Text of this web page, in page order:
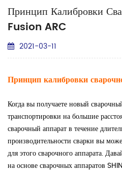
Принцип Калибровки
Fusion ARC
2021-03-11
Принцип калибровки
Когда вы получаете новый
транспортировки на большие
сварочный аппарат в течение
производительности сварки вы
для этого сварочного аппарата.
на основе сварочных аппаратов